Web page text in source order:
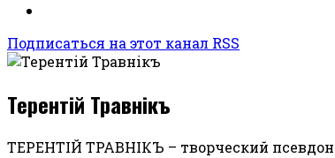
Подписаться на этот канал RSS
Терентiй Травнiкъ
ТЕРЕНТIЙ ТРАВНIКЪ – творческий